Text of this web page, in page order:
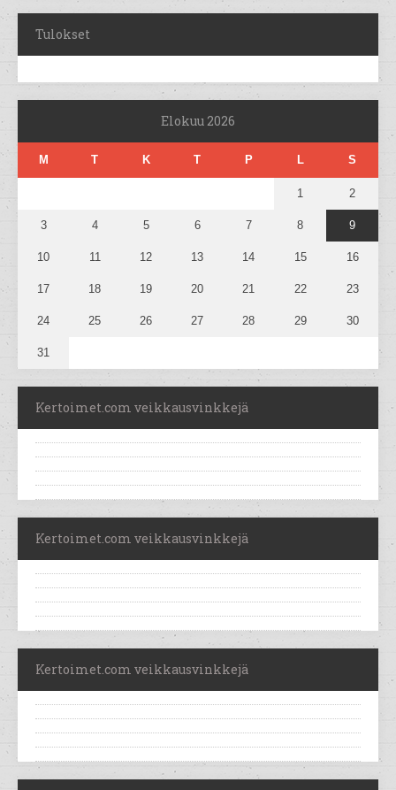
Tulokset
Elokuu 2026
M T K T P L S
1 2
3 4 5 6 7 8 9
10 11 12 13 14 15 16
17 18 19 20 21 22 23
24 25 26 27 28 29 30
31
Kertoimet.com veikkausvinkkejä
Kertoimet.com veikkausvinkkejä
Kertoimet.com veikkausvinkkejä